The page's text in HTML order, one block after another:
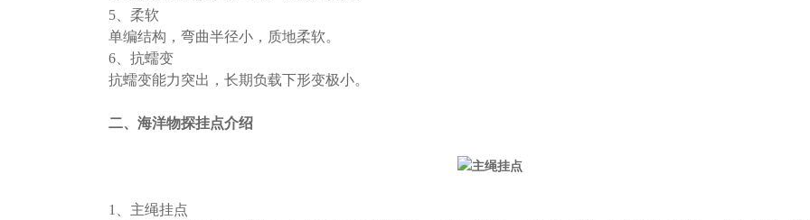
5、柔软
单编结构，弯曲半径小，质地柔软。
6、抗蠕变
抗蠕变能力突出，长期负载下形变极小。
二、海洋物探挂点介绍
1、主绳挂点